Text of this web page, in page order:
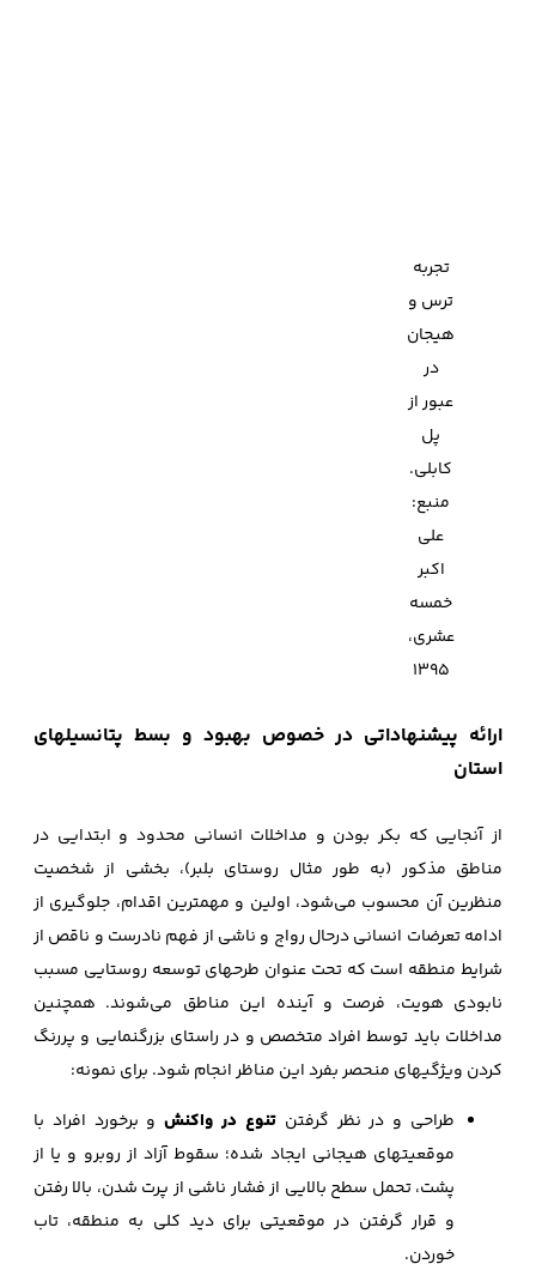
تجربه
ترس و
هیجان
در
عبور از
پل
کابلی.
منبع:
علی
اکبر
خمسه
عشری،
1395
ارائه پیشنهاداتی در خصوص بهبود و بسط پتانسیلهای
استان
از آنجایی که بکر بودن و مداخلات انسانی محدود و ابتدایی در
مناطق مذکور (به طور مثال روستای بلبر)، بخشی از شخصیت
منظرین آن محسوب می‌شود، اولین و مهمترین اقدام، جلوگیری از
ادامه تعرضات انسانی درحال رواج و ناشی از فهم نادرست و ناقص از
شرایط منطقه است که تحت عنوان طرحهای توسعه روستایی مسبب
نابودی هویت، فرصت‌ و آینده این مناطق می‌شوند. همچنین
مداخلات باید توسط افراد متخصص و در راستای بزرگنمایی و پررنگ‌
کردن ویژگیهای منحصر بفرد این مناظر انجام شود. برای نمونه:
طراحی و در نظر گرفتنتنوع در واکنشو برخورد افراد با
موقعیتهای هیجانی ایجاد شده؛ سقوط آزاد از روبرو و یا از
پشت، تحمل سطح بالایی از فشار ناشی از پرت شدن، بالا رفتن
و قرار گرفتن در موقعیتی برای دید کلی به منطقه، تاب
خوردن.